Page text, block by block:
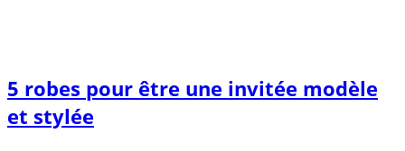
5 robes pour être une invitée modèle
et stylée